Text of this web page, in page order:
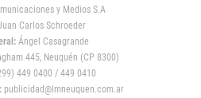
y Medios S.A
Carlos Schroeder
Ángel Casagrande
445, Neuquén (CP 8300)
449 0400 / 449 0410
publicidad@lmneuquen.com.ar